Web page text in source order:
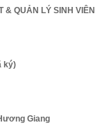
& QUẢN LÝ SINH VIÊN
ký)
Giang